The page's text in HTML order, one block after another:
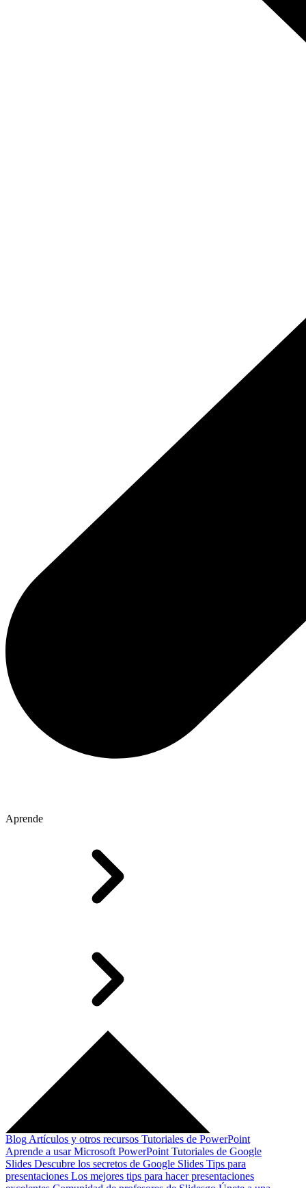
Aprende
Blog Artículos y otros recursos Tutoriales de PowerPoint
Aprende a usar Microsoft PowerPoint Tutoriales de Google
Slides Descubre los secretos de Google Slides Tips para
presentaciones Los mejores tips para hacer presentaciones